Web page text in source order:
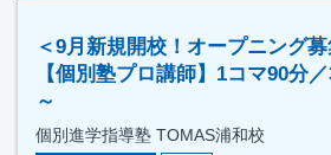
＜9月新規開校！オープニング
【個別塾プロ講師】1コマ90分
～
個別進学指導塾 TOMAS浦和校